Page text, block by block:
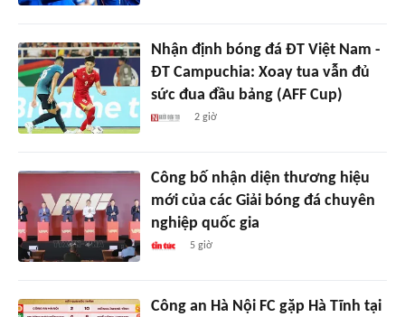
Nhận định bóng đá ĐT Việt Nam -
ĐT Campuchia: Xoay tua vẫn đủ
sức đua đầu bảng (AFF Cup)
2 giờ
Công bố nhận diện thương hiệu
mới của các Giải bóng đá chuyên
nghiệp quốc gia
5 giờ
Công an Hà Nội FC gặp Hà Tĩnh tại